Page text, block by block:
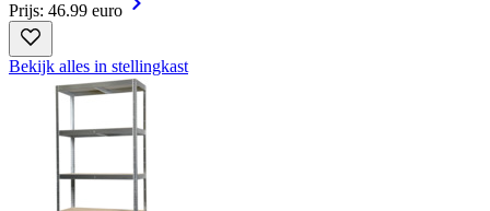
Prijs: 46.99 euro
Bekijk alles in stellingkast